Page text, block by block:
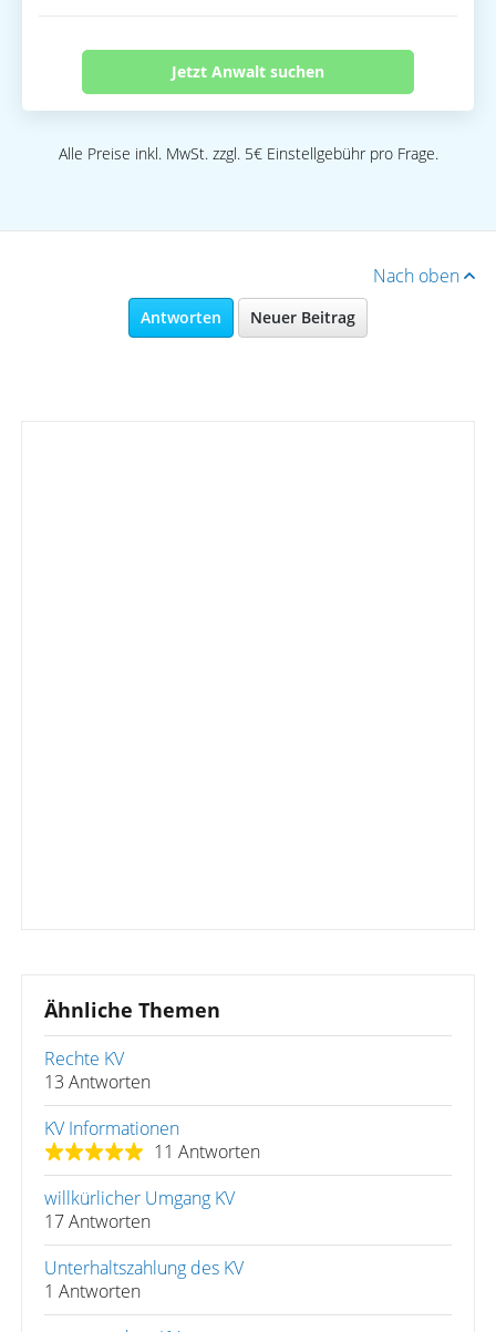
Jetzt Anwalt suchen
Alle Preise inkl. MwSt. zzgl. 5€ Einstellgebühr pro Frage.
Nach oben
Antworten Neuer Beitrag
Ähnliche Themen
Rechte KV
13 Antworten
KV Informationen
11 Antworten
willkürlicher Umgang KV
17 Antworten
Unterhaltszahlung des KV
1 Antworten